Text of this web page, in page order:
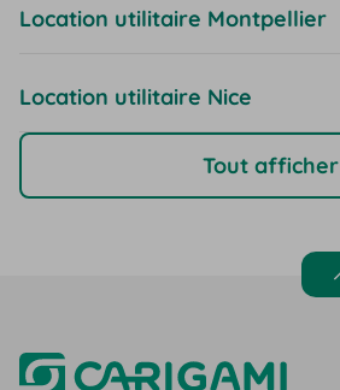
Location utilitaire Montpellier
Location utilitaire Nice
Tout afficher